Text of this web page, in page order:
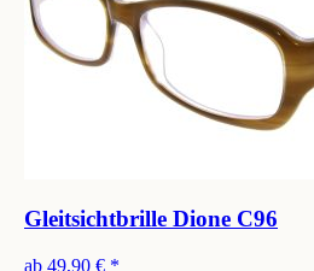
Gleitsichtbrille Dione C96
ab 49,90 € *